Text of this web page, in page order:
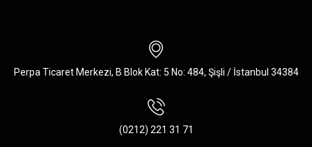
Perpa Ticaret Merkezi, B Blok Kat: 5 No: 484, Şişli / İstanbul 34384
(0212) 221 31 71